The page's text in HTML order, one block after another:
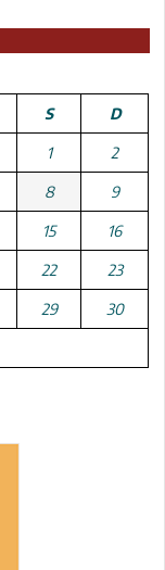
S D
1 2
8 9
15 16
22 23
29 30